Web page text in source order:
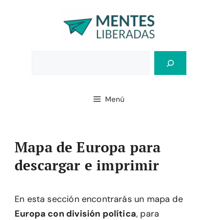
Menú
Mapa de Europa para
descargar e imprimir
En esta sección encontrarás un mapa de
Europa con división política, para